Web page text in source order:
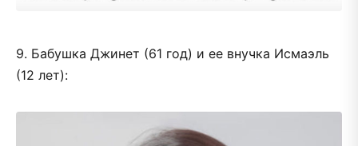
9. Бабушка Джинет (61 год) и ее внучка Исмаэль
(12 лет):